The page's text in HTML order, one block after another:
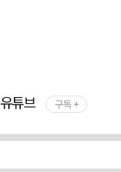
유튜브 구독 +